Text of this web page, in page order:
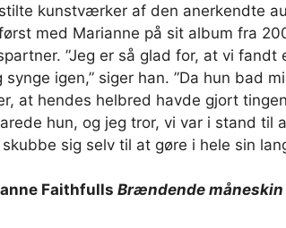
kunstværker af den anerkendte
med Marianne på sit album fra
”Jeg er så glad for, at vi
synge igen,” siger han. ”Da hun bad
at hendes helbred havde gjort
hun, og jeg tror, ​​vi var i stand til
sig selv til at gøre i hele sin
Faithfulls Brændende måneskin